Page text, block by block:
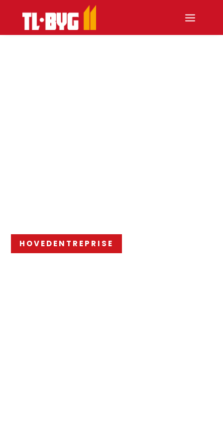
HOVEDENTREPRISE